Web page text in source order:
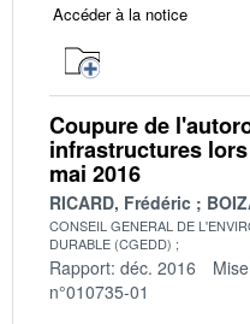
Accéder à la notice
Coupure de
infrastructures
mai 2016
RICARD, Frédéric
CONSEIL GENERAL DE
DURABLE (CGEDD)
Rapport: déc. 2016
n°010735-01